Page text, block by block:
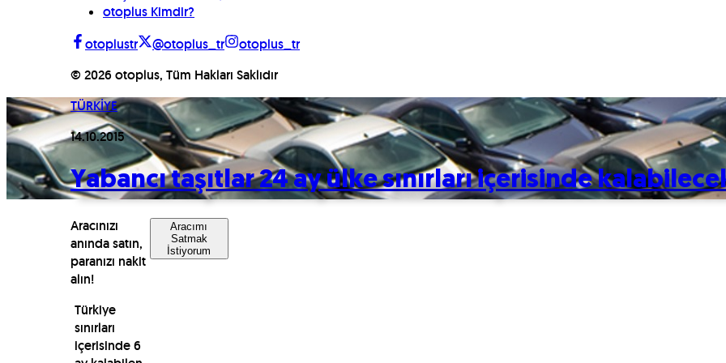
otoplus Kimdir?
otoplustr
@otoplus_tr
otoplus_tr
© 2026 otoplus, Tüm Hakları Saklıdır
TÜRKİYE
14.10.2015
Yabancı taşıtlar 24 ay ülke sınırları içerisinde
Aracınızı
anında satın,
paranızı nakit
alın!
Aracımı
Satmak
İstiyorum
Türkiye
sınırları
içerisinde 6